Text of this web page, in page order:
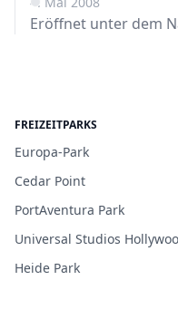
Eröffnet unter dem
FREIZEITPARKS
Europa-Park
Cedar Point
PortAventura Park
Universal Studios
Heide Park